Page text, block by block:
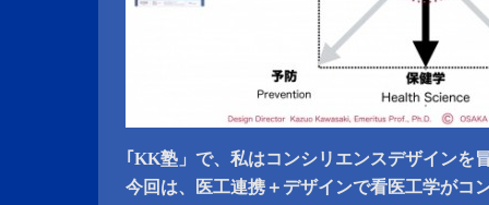
｢KK塾」で、私はコンシリエンスデザインを
今回は、医工連携＋デザインで看医工学がコ